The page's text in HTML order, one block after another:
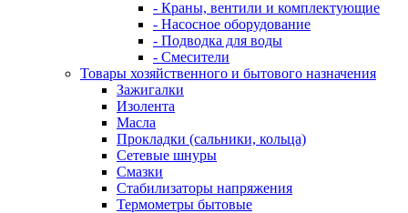
- Краны, вентили и комплектующие
- Насосное оборудование
- Подводка для воды
- Смесители
Товары хозяйственного и бытового назначения
Зажигалки
Изолента
Масла
Прокладки (сальники, кольца)
Сетевые шнуры
Смазки
Стабилизаторы напряжения
Термометры бытовые